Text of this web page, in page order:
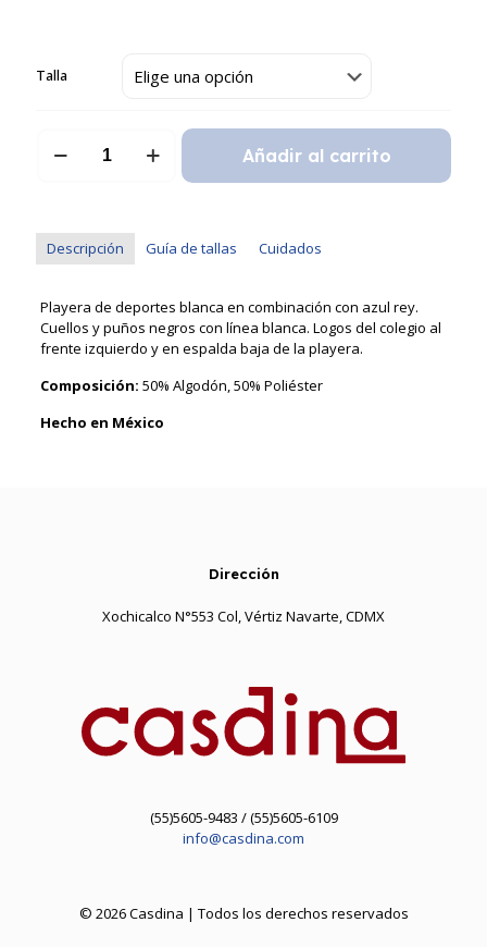
Talla
Añadir al carrito
Descripción Guía de tallas Cuidados
Playera de deportes blanca en combinación con azul rey.
Cuellos y puños negros con línea blanca. Logos del colegio al
frente izquierdo y en espalda baja de la playera.
Composición: 50% Algodón, 50% Poliéster
Hecho en México
Dirección
Xochicalco N°553 Col, Vértiz Navarte, CDMX
(55)5605-9483 / (55)5605-6109
info@casdina.com
© 2026 Casdina | Todos los derechos reservados